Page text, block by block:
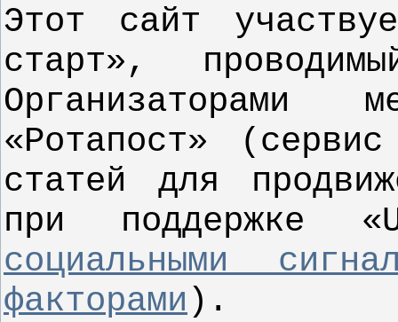
Этот сайт
старт»,
Организаторами
«Ротапост»
статей для
при поддержке
социальными
факторами ).